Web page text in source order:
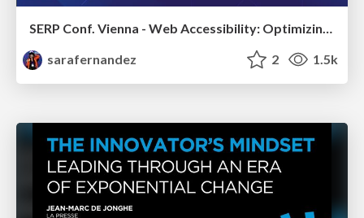
SERP Conf. Vienna - Web Accessibility: Optimizing for Inclusivity and SEO
sarafernandez
2 1.5k